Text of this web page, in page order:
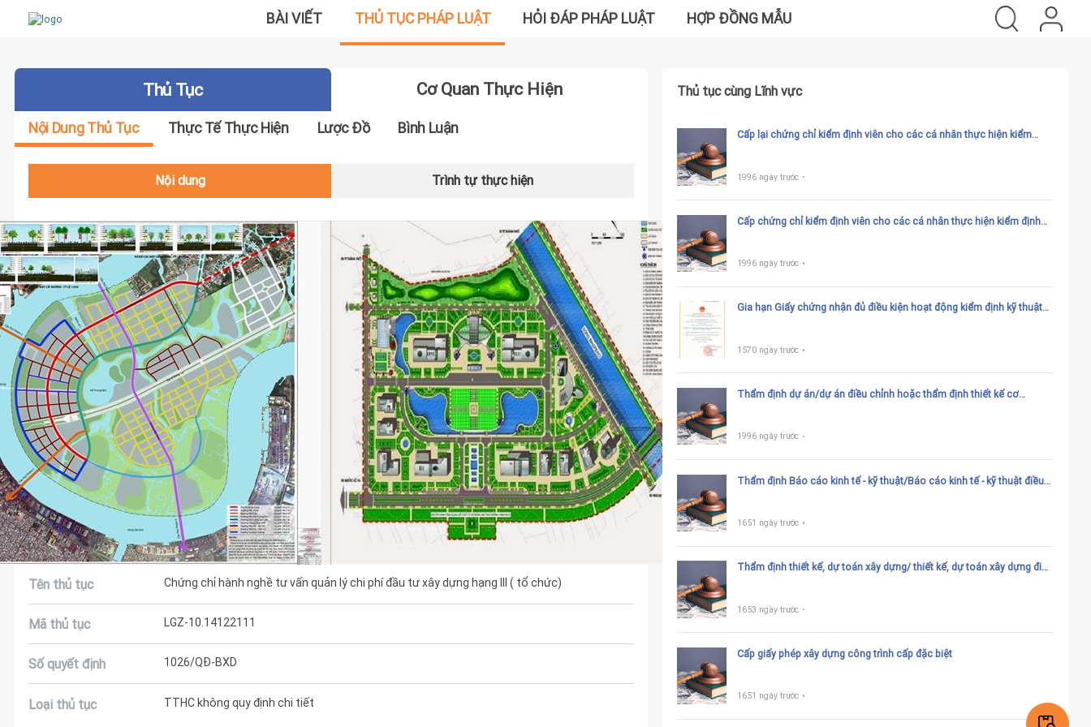
BÀI VIẾT THỦ TỤC PHÁP LUẬT HỎI ĐÁP PHÁP LUẬT HỢP ĐỒNG MẪU
Thủ Tục Cơ Quan Thực Hiện
Nội Dung Thủ Tục Thực Tế Thực Hiện Lược Đồ Bình Luận
Nội dung Trình tự thực hiện
Tên thủ tục Chứng chỉ hành nghề tư vấn quản lý chi phí đầu tư xây dựng hạng III ( tổ chức)
Mã thủ tục LGZ-10.14122111
Số quyết định 1026/QĐ-BXD
Loại thủ tục TTHC không quy định chi tiết
Thủ tục cùng Lĩnh vực
Cấp lại chứng chỉ kiểm định viên cho các cá nhân thực hiện kiểm
1996 ngày trước
Cấp chứng chỉ kiểm định viên cho các cá nhân thực hiện kiểm định
1996 ngày trước
Gia hạn Giấy chứng nhận đủ điều kiện hoạt động kiểm định kỹ thuật
thực hiện kiểm định đối với các máy, thiết bị, vật tư có yêu cầu
nghiêm ngặt về an toàn lao động sử dụng trong thi công xây dựng
1570 ngày trước
Thẩm định dự án/dự án điều chỉnh hoặc thẩm định thiết kế cơ
sửa đổi bởi Khoản 4 Điều 1 Nghị định 42/2017/NĐ-CP; Khoản 4 Điều
10 Nghị định 59/2015/NĐ-CP)
1996 ngày trước
Thẩm định Báo cáo kinh tế - kỹ thuật/Báo cáo kinh tế - kỹ thuật điều
định tại Điều 13 Nghị định số 59/2015/NĐ-CP được sửa đổi bằng
Khoản 5 Điều 1 Nghị định số 42/2017/NĐ-CP (đã bãi bỏ theo qđ
1651 ngày trước
Thẩm định thiết kế, dự toán xây dựng/ thiết kế, dự toán xây dựng điều
chỉnh bởi Khoản 9, Khoản 10 và Khoản 11 Điều 1 Nghị định số
42/2017/NĐ-CP; Khoản 1 Điều 9 Nghị định số 144/2016/NĐ-CP)
1653 ngày trước
Cấp giấy phép xây dựng công trình cấp đặc biệt
1651 ngày trước